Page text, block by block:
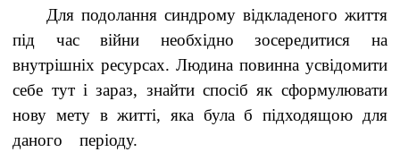
Для подолання синдрому відкладеного життя
під час війни необхідно зосередитися на
внутрішніх ресурсах. Людина повинна усвідомити
себе тут і зараз, знайти спосіб як сформулювати
нову мету в житті, яка була б підходящою для
даного періоду.